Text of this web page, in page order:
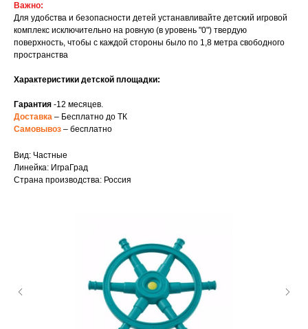
Важно:
Для удобства и безопасности детей устанавливайте детский игровой
комплекс исключительно на ровную (в уровень "0") твердую
поверхность, чтобы с каждой стороны было по 1,8 метра свободного
пространства
Характеристики детской площадки:
Гарантия -12 месяцев.
Доставка – Бесплатно до ТК
Самовывоз – бесплатно
Вид: Частные
Линейка: ИграГрад
Страна производства: Россия